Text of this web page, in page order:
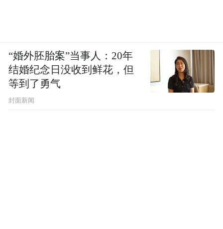
“婚外胚胎案”当事人：20年
结婚纪念日没收到鲜花，但
等到了勇气
封面新闻